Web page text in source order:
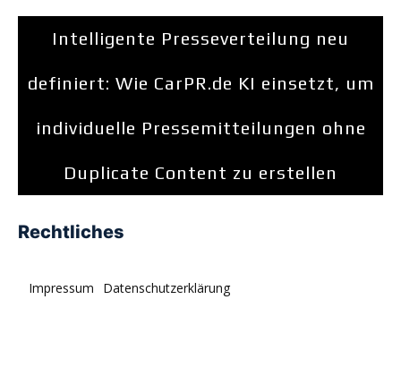
Intelligente Presseverteilung neu
definiert: Wie CarPR.de KI einsetzt, um
individuelle Pressemitteilungen ohne
Duplicate Content zu erstellen
Rechtliches
Impressum Datenschutzerklärung